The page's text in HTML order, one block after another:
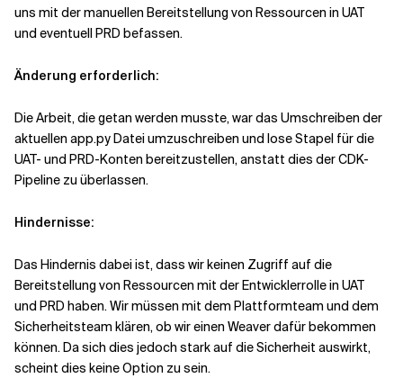
uns mit der manuellen Bereitstellung von Ressourcen in UAT
und eventuell PRD befassen.
Änderung erforderlich:
Die Arbeit, die getan werden musste, war das Umschreiben der
aktuellen app.pyDatei umzuschreiben und lose Stapel für die
UAT- und PRD-Konten bereitzustellen, anstatt dies der CDK-
Pipeline zu überlassen.
Hindernisse:
Das Hindernis dabei ist, dass wir keinen Zugriff auf die
Bereitstellung von Ressourcen mit der Entwicklerrolle in UAT
und PRD haben. Wir müssen mit dem Plattformteam und dem
Sicherheitsteam klären, ob wir einen Weaver dafür bekommen
können. Da sich dies jedoch stark auf die Sicherheit auswirkt,
scheint dies keine Option zu sein.